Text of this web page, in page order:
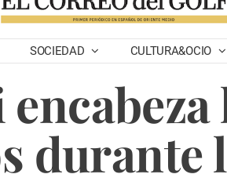
SOCIEDAD CULTURA&OCIO
durante